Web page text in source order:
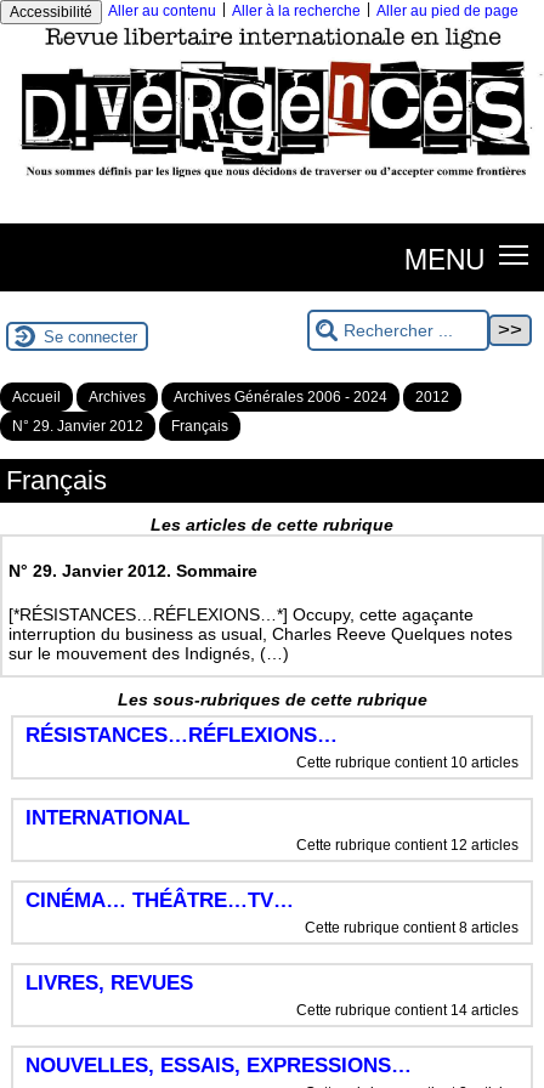
Accessibilité Aller au contenu Aller à la recherche Aller au pied de page
MENU
Se connecter
Accueil Archives Archives Générales 2006 - 2024
2012
N° 29. Janvier 2012
Français
Français
Les articles de cette rubrique
N° 29. Janvier 2012. Sommaire
[*RÉSISTANCES…RÉFLEXIONS…*] Occupy, cette agaçante
interruption du business as usual, Charles Reeve Quelques notes
sur le mouvement des Indignés, (…)
Les sous-rubriques de cette rubrique
RÉSISTANCES…RÉFLEXIONS…
Cette rubrique contient 10 articles
INTERNATIONAL
Cette rubrique contient 12 articles
CINÉMA… THÉÂTRE…TV…
Cette rubrique contient 8 articles
LIVRES, REVUES
Cette rubrique contient 14 articles
NOUVELLES, ESSAIS, EXPRESSIONS…